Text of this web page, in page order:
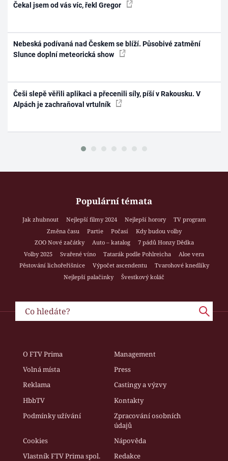
Čekal jsem od vás víc, řekl Gregor
Nebeská podívaná nad Českem se blíží. Působivé zatmění
Slunce doplní meteorická show
Češi slepě věřili aplikaci a přecenili síly, píší v Rakousku. V
Alpách je zachraňoval vrtulník
Populární témata
Jak zhubnout Nejlepší filmy 2024 Nejlepší horory
TV program
Změna času
Partie Počasí
Kdy budou volby
ZOO Nové začátky
Auto – katalog
7 pádů Honzy Dědka
Volby 2025
Svařené víno Tatarák podle Pohlreicha
Aloe vera
Pěstování lichořeřišnice
Výpočet ascendentu
Tvarohové knedlíky
Nejlepší palačinky
Švestkový koláč
O FTV Prima
Management
Volná místa
Press
Reklama
Castingy a výzvy
HbbTV
Kontakty
Podmínky užívání
Zpracování osobních
údajů
Cookies
Nápověda
Vlastník FTV Prima spol.
Redakce